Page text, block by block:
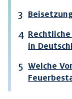
in
Welche